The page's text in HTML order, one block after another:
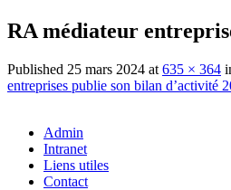
RA médiateur
Published 25 mars 2024 at 635 × 364
entreprises publie son bilan d’activité
Admin
Intranet
Liens utiles
Contact